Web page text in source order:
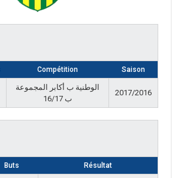
Compétition Saison
الوطنية ب أكابر المجموعة
ب 16/17
2017/2016
Buts Résultat